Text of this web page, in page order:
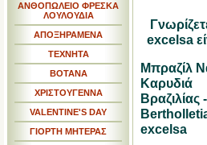
ΑΝΘΟΠΩΛΕΙΟ ΦΡΕΣΚΑ
ΛΟΥΛΟΥΔΙΑ
ΑΠΟΞΗΡΑΜΕΝΑ
ΤΕΧΝΗΤΑ
ΒΟΤΑΝΑ
ΧΡΙΣΤΟΥΓΕΝΝΑ
VALENTINE'S DAY
ΓΙΟΡΤΗ ΜΗΤΕΡΑΣ
excelsa
Mπραζίλ
Καρυδιά
Βραζιλίας -
excelsa